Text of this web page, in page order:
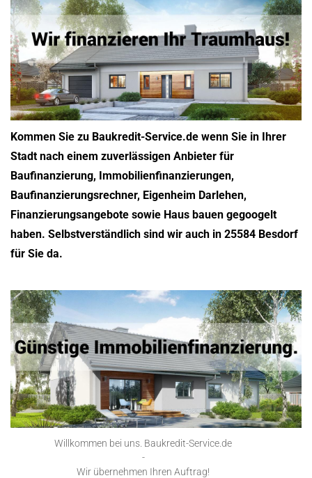
Kommen Sie zu Baukredit-Service.de wenn Sie in Ihrer
Stadt nach einem zuverlässigen Anbieter für
Baufinanzierung, Immobilienfinanzierungen,
Baufinanzierungsrechner, Eigenheim Darlehen,
Finanzierungsangebote sowie Haus bauen gegoogelt
haben. Selbstverständlich sind wir auch in 25584 Besdorf
für Sie da.
Willkommen bei uns. Baukredit-Service.de
-
Wir übernehmen Ihren Auftrag!